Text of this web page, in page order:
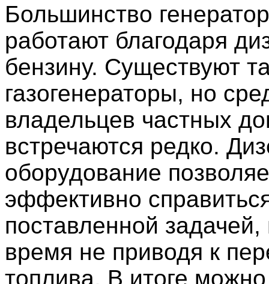
Большинство
работают благодаря
бензину. Существуют
газогенераторы, но
владельцев частных
встречаются редко.
оборудование
эффективно
поставленной
время не приводя к
топлива. В итоге можно